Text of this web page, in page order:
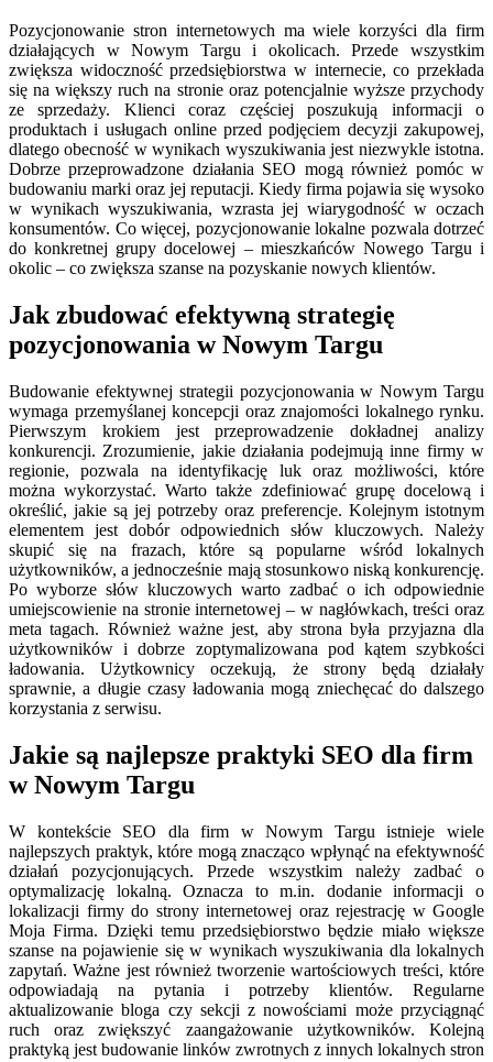
Pozycjonowanie stron internetowych ma wiele korzyści dla firm
działających w Nowym Targu i okolicach. Przede wszystkim
zwiększa widoczność przedsiębiorstwa w internecie, co przekłada
się na większy ruch na stronie oraz potencjalnie wyższe przychody
ze sprzedaży. Klienci coraz częściej poszukują informacji o
produktach i usługach online przed podjęciem decyzji zakupowej,
dlatego obecność w wynikach wyszukiwania jest niezwykle istotna.
Dobrze przeprowadzone działania SEO mogą również pomóc w
budowaniu marki oraz jej reputacji. Kiedy firma pojawia się wysoko
w wynikach wyszukiwania, wzrasta jej wiarygodność w oczach
konsumentów. Co więcej, pozycjonowanie lokalne pozwala dotrzeć
do konkretnej grupy docelowej – mieszkańców Nowego Targu i
okolic – co zwiększa szanse na pozyskanie nowych klientów.
Jak zbudować efektywną strategię
pozycjonowania w Nowym Targu
Budowanie efektywnej strategii pozycjonowania w Nowym Targu
wymaga przemyślanej koncepcji oraz znajomości lokalnego rynku.
Pierwszym krokiem jest przeprowadzenie dokładnej analizy
konkurencji. Zrozumienie, jakie działania podejmują inne firmy w
regionie, pozwala na identyfikację luk oraz możliwości, które
można wykorzystać. Warto także zdefiniować grupę docelową i
określić, jakie są jej potrzeby oraz preferencje. Kolejnym istotnym
elementem jest dobór odpowiednich słów kluczowych. Należy
skupić się na frazach, które są popularne wśród lokalnych
użytkowników, a jednocześnie mają stosunkowo niską konkurencję.
Po wyborze słów kluczowych warto zadbać o ich odpowiednie
umiejscowienie na stronie internetowej – w nagłówkach, treści oraz
meta tagach. Również ważne jest, aby strona była przyjazna dla
użytkowników i dobrze zoptymalizowana pod kątem szybkości
ładowania. Użytkownicy oczekują, że strony będą działały
sprawnie, a długie czasy ładowania mogą zniechęcać do dalszego
korzystania z serwisu.
Jakie są najlepsze praktyki SEO dla firm
w Nowym Targu
W kontekście SEO dla firm w Nowym Targu istnieje wiele
najlepszych praktyk, które mogą znacząco wpłynąć na efektywność
działań pozycjonujących. Przede wszystkim należy zadbać o
optymalizację lokalną. Oznacza to m.in. dodanie informacji o
lokalizacji firmy do strony internetowej oraz rejestrację w Google
Moja Firma. Dzięki temu przedsiębiorstwo będzie miało większe
szanse na pojawienie się w wynikach wyszukiwania dla lokalnych
zapytań. Ważne jest również tworzenie wartościowych treści, które
odpowiadają na pytania i potrzeby klientów. Regularne
aktualizowanie bloga czy sekcji z nowościami może przyciągnąć
ruch oraz zwiększyć zaangażowanie użytkowników. Kolejną
praktyką jest budowanie linków zwrotnych z innych lokalnych stron